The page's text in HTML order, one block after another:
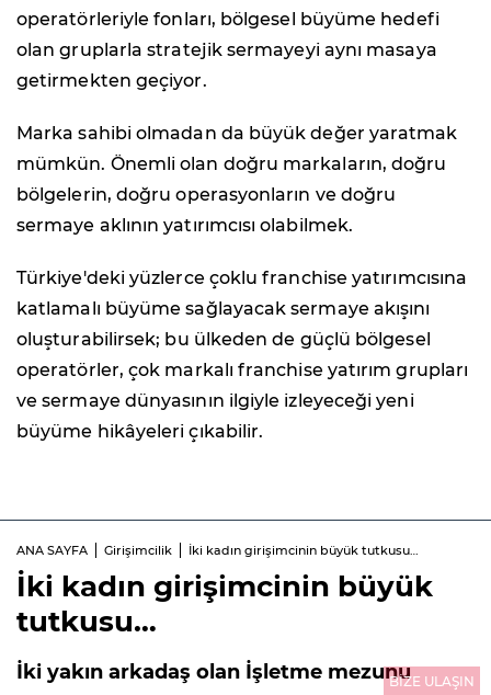
operatörleriyle fonları, bölgesel büyüme hedefi
olan gruplarla stratejik sermayeyi aynı masaya
getirmekten geçiyor.
Marka sahibi olmadan da büyük değer yaratmak
mümkün. Önemli olan doğru markaların, doğru
bölgelerin, doğru operasyonların ve doğru
sermaye aklının yatırımcısı olabilmek.
Türkiye'deki yüzlerce çoklu franchise yatırımcısına
katlamalı büyüme sağlayacak sermaye akışını
oluşturabilirsek; bu ülkeden de güçlü bölgesel
operatörler, çok markalı franchise yatırım grupları
ve sermaye dünyasının ilgiyle izleyeceği yeni
büyüme hikâyeleri çıkabilir.
ANA SAYFA Girişimcilik İki kadın girişimcinin büyük tutkusu…
İki kadın girişimcinin büyük
tutkusu…
İki yakın arkadaş olan İşletme mezunuBİZE ULAŞIN